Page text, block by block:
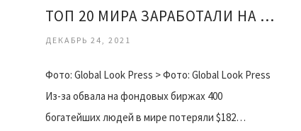
ТОП 20 МИРА ЗАРАБОТАЛИ НА БИРЖАХ
ДЕКАБРЬ 24, 2021
Фото: Global Look Press > Фото: Global Look Press
Из-за обвала на фондовых биржах 400
богатейших людей в мире потеряли $182…